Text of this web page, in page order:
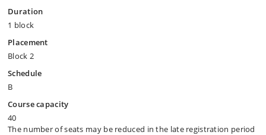
Duration
1 block
Placement
Block 2
Schedule
B
Course capacity
40
The number of seats may be reduced in the late registration period